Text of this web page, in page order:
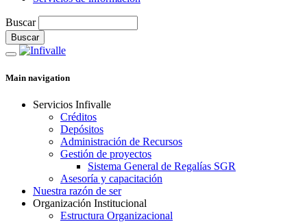
Buscar
Main navigation
Servicios Infivalle
Créditos
Depósitos
Administración de Recursos
Gestión de proyectos
Sistema General de Regalías SGR
Asesoría y capacitación
Nuestra razón de ser
Organización Institucional
Estructura Organizacional